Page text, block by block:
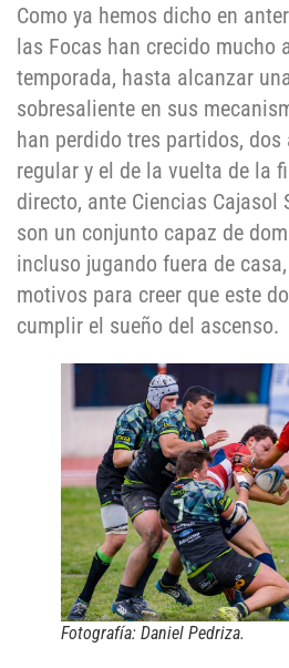
Como ya hemos dicho en
las Focas han crecido mucho
temporada, hasta alcanzar
sobresaliente en sus
han perdido tres partidos,
regular y el de la vuelta de la
directo, ante Ciencias Cajasol
son un conjunto capaz de
incluso jugando fuera de
motivos para creer que este
cumplir el sueño del ascenso.
Fotografía: Daniel Pedriza.